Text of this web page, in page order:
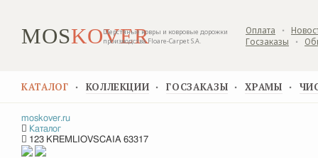
MOSKOVER
Шерстяные ковры и ковровые дорожки
производства Floare-Carpet S.A.
Оплата ▪
Госзаказы ▪
КАТАЛОГ ▪ КОЛЛЕКЦИИ ▪ ГОСЗАКАЗЫ ▪ ХРАМЫ ▪
moskover.ru
Каталог
123 KREMLIOVSCAIA 63317